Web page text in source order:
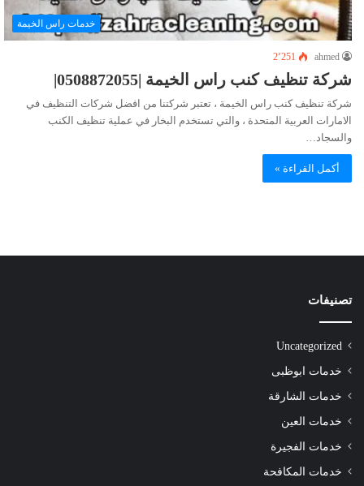
خدمات راس الخيمة
ahmed 2٬251
شركة تنظيف كنب راس الخيمة |0508872055|
شركة تنظيف كنب راس الخيمة ، تعتبر شركتنا من افضل شركات التنظيف في
الامارات العربية المتحدة ، والتي تستخدم البخار في عملية تنظيف الكنب
والسجاد…
أكمل القراءة »
تصنيفات
Uncategorized
خدمات ابوظبى
خدمات الشارقة
خدمات العين
خدمات الفجيرة
خدمات المكافحة